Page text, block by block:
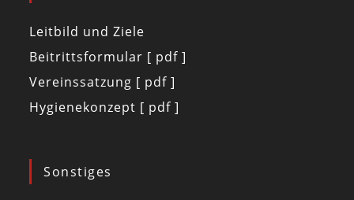
Leitbild und Ziele
Beitrittsformular [ pdf ]
Vereinssatzung [ pdf ]
Hygienekonzept [ pdf ]
Sonstiges